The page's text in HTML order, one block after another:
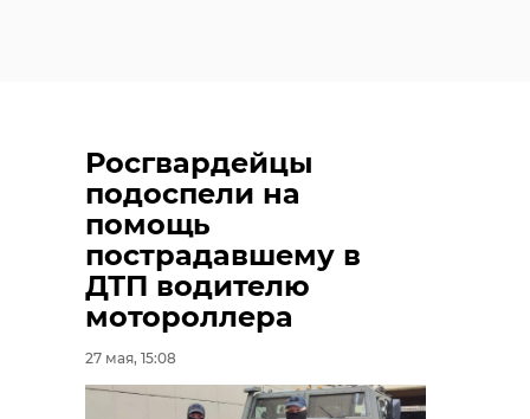
Росгвардейцы
подоспели на
помощь
пострадавшему в
ДТП водителю
мотороллера
27 мая, 15:08